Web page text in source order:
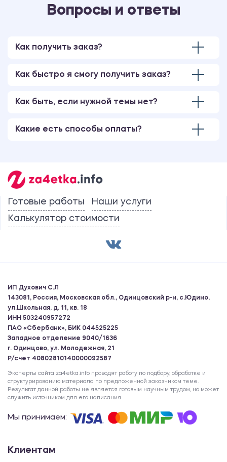
Вопросы и ответы
Как получить заказ?
Как быстро я смогу получить заказ?
Как быть, если нужной темы нет?
Какие есть способы оплаты?
Готовые работы
Наши услуги
Калькулятор стоимости
ИП Духович С.Л
143081, Россия, Московская обл., Одинцовский р-н, с.Юдино,
ул.Школьная, д. 11, кв. 18
ИНН 503240957272
ПАО «Сбербанк», БИК 044525225
Западное отделение 9040/1636
г. Одинцово, ул. Молодежная, 21
Р/счет 40802810140000092587
Эксперты сайта za4etka.info проводят работу по подбору, обработке и
структурированию материала по предложенной заказчиком теме.
Результат данной работы не является готовым научным трудом, но может
служить источником для его написания.
Мы принимаем:
Клиентам